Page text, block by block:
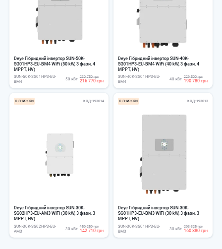
Deye Гібридний інвертор SUN-50K-
SG01HP3-EU-BM4 WiFi (50 kW, 3 фази, 4
MPPT, HV)
SUN-50K-SG01HP3-EU-
BM4
50 кВт 230 750 грн
216 770 грн
Deye Гібридний інвертор SUN-40K-
SG01HP3-EU-BM4 WiFi (40 kW, 3 фази, 4
MPPT, HV)
SUN-40K-SG01HP3-EU-
BM4
40 кВт 229 500 грн
190 780 грн
Є ЗНИЖКИ КОД 193014
Deye Гібридний інвертор SUN-30K-
SG02HP3-EU-AM3 WiFi (30 kW, 3 фази, 3
MPPT, HV)
SUN-30K-SG02HP3-EU-
AM3
30 кВт 150 250 грн
142 710 грн
Є ЗНИЖКИ КОД 193013
Deye Гібридний інвертор SUN-30K-
SG01HP3-EU-BM3 WiFi (30 kW, 3 фази, 3
MPPT, HV)
SUN-30K-SG01HP3-EU-
BM3
30 кВт 203 325 грн
160 880 грн